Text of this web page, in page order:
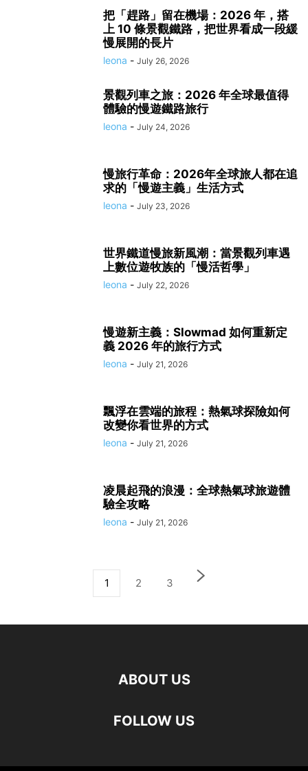
把「趕路」留在機場：2026 年，搭
上 10 條景觀鐵路，把世界看成一段緩
慢展開的長片
leona - July 26, 2026
景觀列車之旅：2026 年全球最值得
體驗的慢遊鐵路旅行
leona - July 24, 2026
慢旅行革命：2026年全球旅人都在追
求的「慢遊主義」生活方式
leona - July 23, 2026
世界鐵道慢旅新風潮：當景觀列車遇
上數位遊牧族的「慢活哲學」
leona - July 22, 2026
慢遊新主義：Slowmad 如何重新定
義 2026 年的旅行方式
leona - July 21, 2026
飄浮在雲端的旅程：熱氣球探險如何
改變你看世界的方式
leona - July 21, 2026
凌晨起飛的浪漫：全球熱氣球旅遊體
驗全攻略
leona - July 21, 2026
1 2 3
ABOUT US
FOLLOW US